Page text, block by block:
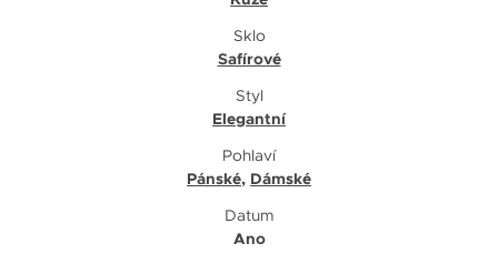
Sklo
Safírové
Styl
Elegantní
Pohlaví
Pánské, Dámské
Datum
Ano